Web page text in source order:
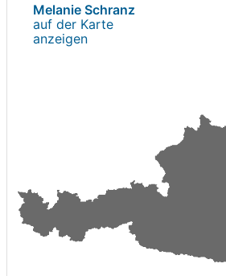
Melanie Schranz
auf der Karte
anzeigen